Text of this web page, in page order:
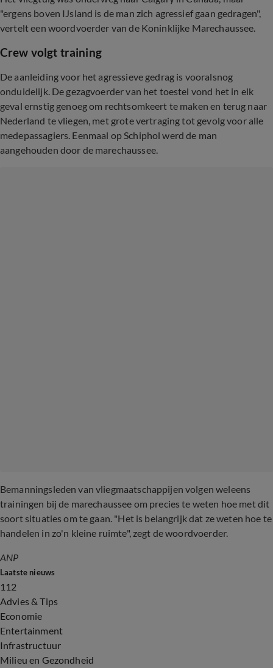
"ergens boven IJsland is de man zich agressief gaan gedragen",
vertelt een woordvoerder van de Koninklijke Marechaussee.
Crew volgt training
De aanleiding voor het agressieve gedrag is vooralsnog
onduidelijk. De gezagvoerder van het toestel vond het in elk
geval ernstig genoeg om rechtsomkeert te maken en terug naar
Nederland te vliegen, met grote vertraging tot gevolg voor alle
medepassagiers. Eenmaal op Schiphol werd de man
aangehouden door de marechaussee.
Bemanningsleden van vliegmaatschappijen volgen weleens
trainingen bij de marechaussee om precies te weten hoe met dit
soort situaties om te gaan. "Het is belangrijk dat ze weten hoe te
handelen in zo'n kleine ruimte", zegt de woordvoerder.
ANP
Laatste nieuws
112
Advies & Tips
Economie
Entertainment
Infrastructuur
Milieu en Gezondheid